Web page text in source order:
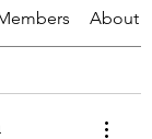
About